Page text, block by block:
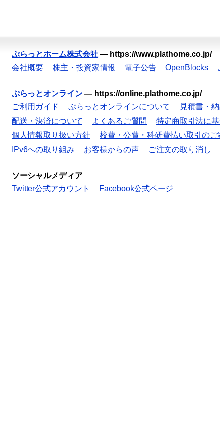
ぷらっとホーム株式会社 — https://www.plathome.co.jp/
会社概要
株主・投資家情報 電子公告 OpenBlocks
ぷらっとオンライン — https://online.plathome.co.jp/
ご利用ガイド
ぷらっとオンラインについて
見積書・
配送・決済について
よくあるご質問
特定商取引法に
個人情報取り扱い方針
校費・公費・科研費払い取引のご
IPv6への取り組み
お客様からの声 ご注文の取り消し
ソーシャルメディア
Twitter公式アカウント
Facebook公式ページ